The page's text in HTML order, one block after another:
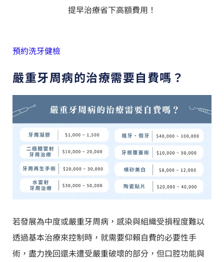
提早治療省下高額費用！
預約洗牙健檢
嚴重牙周病的治療需要自費嗎？
若發展為中度或嚴重牙周病，感染與組織受損程度難以
透過基本治療來控制時，就需要仰賴自費的必要性手
術，盡力挽回還未遭受嚴重破壞的部分，但口腔功能與